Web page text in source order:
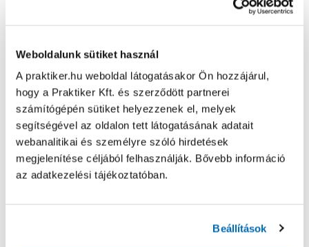
Weboldalunk sütiket használ
A praktiker.hu weboldal látogatásakor Ön hozzájárul,
hogy a Praktiker Kft. és szerződött partnerei
számítógépén sütiket helyezzenek el, melyek
segítségével az oldalon tett látogatásának adatait
webanalitikai és személyre szóló hirdetések
megjelenítése céljából felhasználják. Bővebb információ
az adatkezelési tájékoztatóban.
Beállítások
Oldal újratöltése